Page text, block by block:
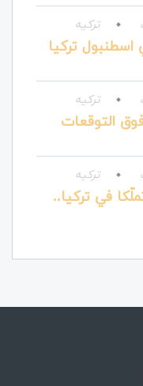
ترکیه
اسطنبول تركيا
ترکیه
التوقعات
ترکیه
في تركيا..